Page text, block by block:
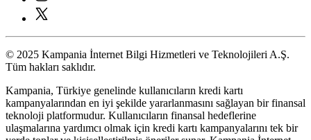
© 2025 Kampania İnternet Bilgi Hizmetleri ve Teknolojileri A.Ş.
Tüm hakları saklıdır.
Kampania, Türkiye genelinde kullanıcıların kredi kartı
kampanyalarından en iyi şekilde yararlanmasını sağlayan bir finansal
teknoloji platformudur. Kullanıcıların finansal hedeflerine
ulaşmalarına yardımcı olmak için kredi kartı kampanyalarını tek bir